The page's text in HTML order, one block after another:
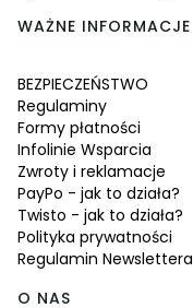
WAŻNE INFORMACJE
BEZPIECZEŃSTWO
Regulaminy
Formy płatności
Infolinie Wsparcia
Zwroty i reklamacje
PayPo - jak to działa?
Twisto - jak to działa?
Polityka prywatności
Regulamin Newslettera
O NAS